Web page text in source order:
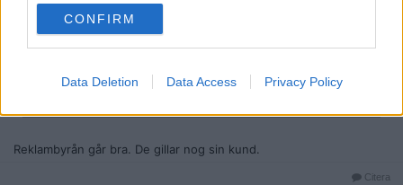
CONFIRM
Data Deletion Data Access Privacy Policy
Den var rolig när den kom för 25 år sedan, men nu är det
bara uttjatat. Det är väl dessutom knappt någon som kollar på
Reklambyrån går bra. De gillar nog sin kund.
Citera